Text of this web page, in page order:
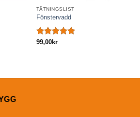
TÄTNINGSLIST
Fönstervadd
Betygsatt
99,00kr